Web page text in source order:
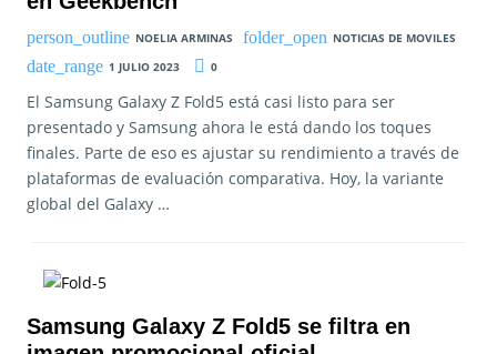
NOELIA ARMINAS
NOTICIAS DE MOVILES
1 JULIO 2023
0
El Samsung Galaxy Z Fold5 está casi listo para ser
presentado y Samsung ahora le está dando los toques
finales. Parte de eso es ajustar su rendimiento a través de
plataformas de evaluación comparativa. Hoy, la variante
global del Galaxy …
Samsung Galaxy Z Fold5 se filtra en